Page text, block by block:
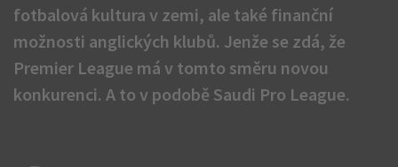
fotbalová kultura v zemi, ale také finanční
možnosti anglických klubů. Jenže se zdá, že
Premier League má v tomto směru novou
konkurenci. A to v podobě Saudi Pro League.